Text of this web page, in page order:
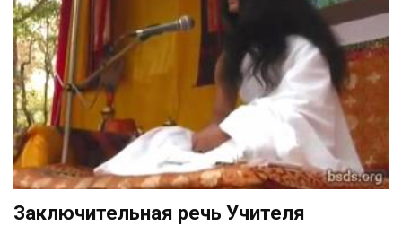
Заключительная речь Учителя